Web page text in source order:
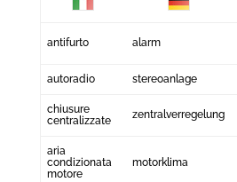
antifurto alarm
autoradio stereoanlage
chiusure
centralizzate
zentralverregelung
aria
condizionata
motore
motorklima